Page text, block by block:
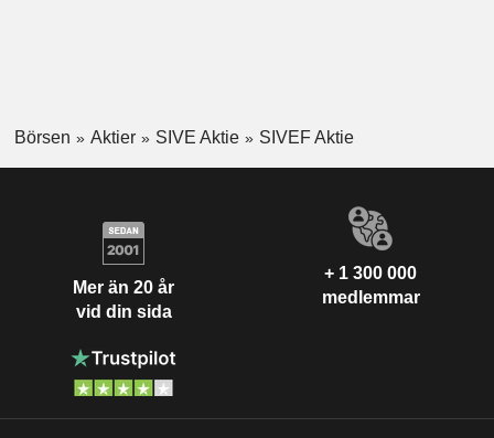
Börsen Aktier SIVE Aktie SIVEF Aktie
Mer än 20 år
vid din sida
+ 1 300 000
medlemmar